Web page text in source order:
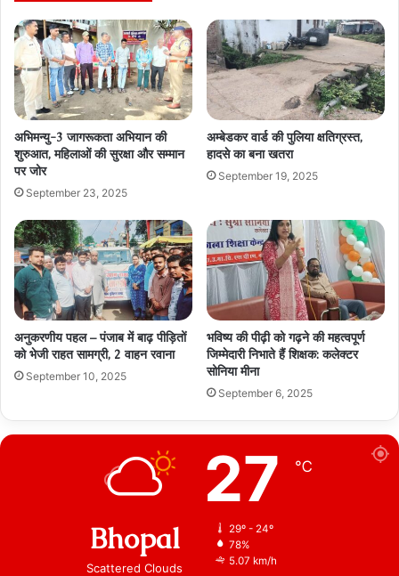
अभिमन्यु-3 जागरूकता अभियान की
शुरुआत, महिलाओं की सुरक्षा और सम्मान
पर जोर
September 23, 2025
अम्बेडकर वार्ड की पुलिया क्षतिग्रस्त,
हादसे का बना खतरा
September 19, 2025
अनुकरणीय पहल – पंजाब में बाढ़ पीड़ितों
को भेजी राहत सामग्री, 2 वाहन रवाना
September 10, 2025
भविष्य की पीढ़ी को गढ़ने की महत्वपूर्ण
जिम्मेदारी निभाते हैं शिक्षक: कलेक्टर
सोनिया मीना
September 6, 2025
Bhopal
Scattered Clouds
27 ℃
29º - 24º
78%
5.07 km/h